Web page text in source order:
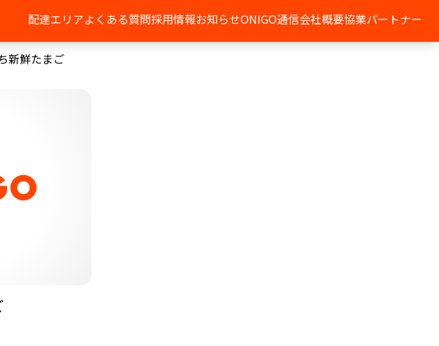
配達エリアよくある質問採用情報お知らせONIGO通信会社概要協業パートナー
新鮮たまご